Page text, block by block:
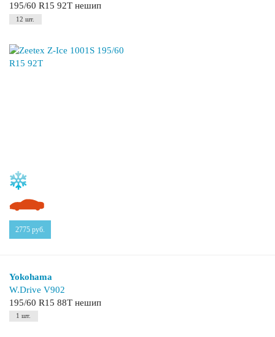
195/60 R15 92T нешип
12 шт.
2775 руб.
Yokohama
W.Drive V902
195/60 R15 88T нешип
1 шт.